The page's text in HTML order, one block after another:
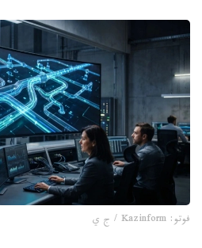
فوتو: Kazinform / ج ي